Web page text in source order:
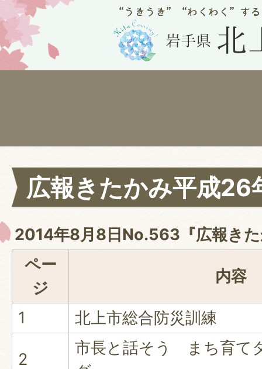
広報きたかみ平成26
2014年8月8日No.563『広報き
ペー
ジ
内容
1 北上市総合防災訓練
2
市長と話そう まち育て